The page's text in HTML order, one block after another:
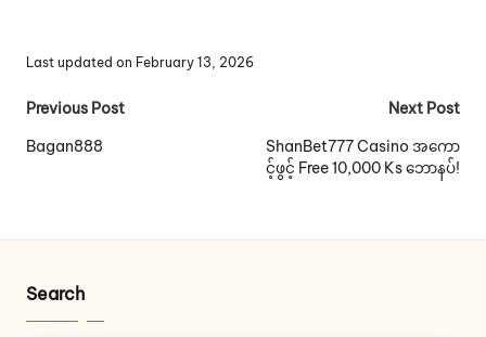
Last updated on February 13, 2026
Post
navigation
Previous Post
Bagan888
Next Post
ShanBet777 Casino အကော
င့်ဖွင့် Free 10,000 Ks ဘောနပ်!
Search